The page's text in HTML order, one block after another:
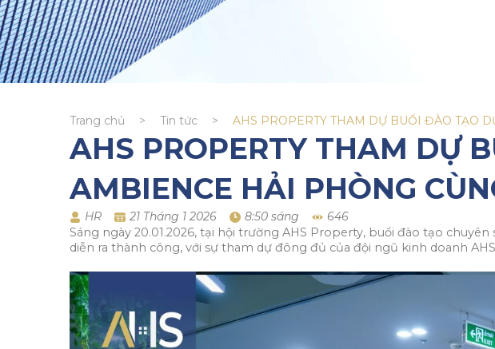
Trang chủ > Tin tức > AHS PROPERTY THAM DỰ BUỔI ĐÀO TẠO
AHS PROPERTY THAM DỰ
AMBIENCE HẢI PHÒNG
HR 21 Tháng 1 2026 8:50 sáng
646
Sáng ngày 20.01.2026, tại hội trường AHS Property, buổi đào tạo
diễn ra thành công, với sự tham dự đông đủ của đội ngũ kinh doanh